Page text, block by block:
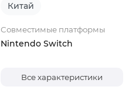
Китай
Совместимые платформы
Nintendo Switch
Все характеристики